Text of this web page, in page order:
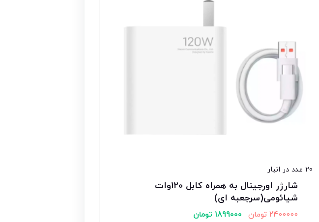
20 عدد در انبار
شارژر اورجینال به همراه کابل 120وات
شیائومی(سرجعبه ای)
2400000 تومان 1899000 تومان